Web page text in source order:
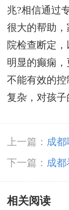
兆?相信通过
很大的帮助
院检查断定
明显的癫痫
不能有效的
复杂，对孩子
上一篇： 成
有几种?
下一篇： 成
么意思?
相关阅读